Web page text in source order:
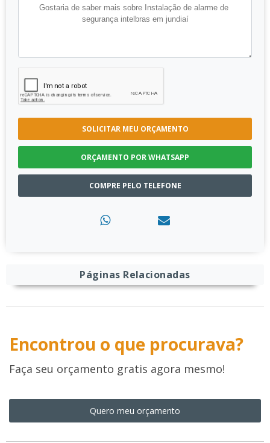
SOLICITAR MEU ORÇAMENTO
ORÇAMENTO POR WHATSAPP
COMPRE PELO TELEFONE
Páginas Relacionadas
Encontrou o que procurava?
Faça seu orçamento gratis agora mesmo!
Quero meu orçamento